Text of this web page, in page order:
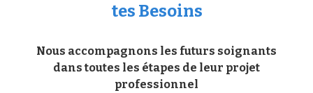
tes Besoins
Nous accompagnons les futurs soignants
dans toutes les étapes de leur projet
professionnel